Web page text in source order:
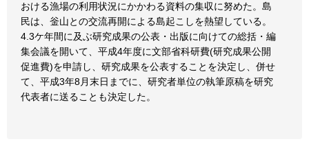
おける漁場の利用状況にかかわる資料の集収に努めた。島
民は、釡山との交流再開による島起こしを熱望している。
4.3ケ年間に及ぶ研究成果の公表・出版に向けての総括・編
集会議を開いて、平成4年度に文部省科研費(研究成果公開
促進費)を申請し、研究成果を公表することを決定し、併せ
て、平成3年8月末日までに、研究者単位の執筆原稿を研究
代表者に送ることも決定した。